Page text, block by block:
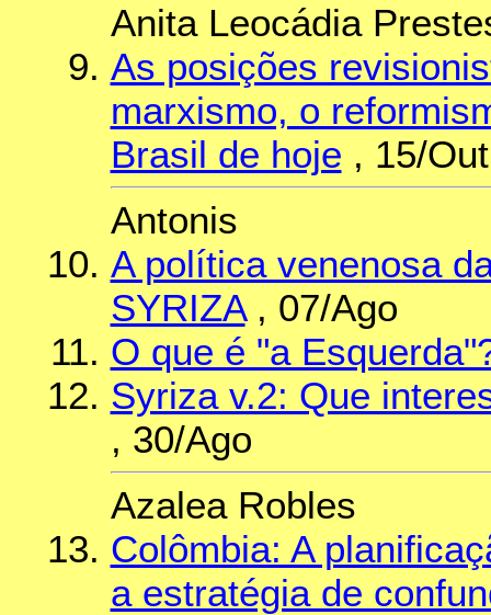
Anita Leocádia
As posições
marxismo, o
Brasil de hoje , 15/Out
Antonis
A política venenosa
SYRIZA, 07/Ago
O que é "a
Syriza v.2: Que
, 30/Ago
Azalea Robles
Colômbia: A
a estratégia de